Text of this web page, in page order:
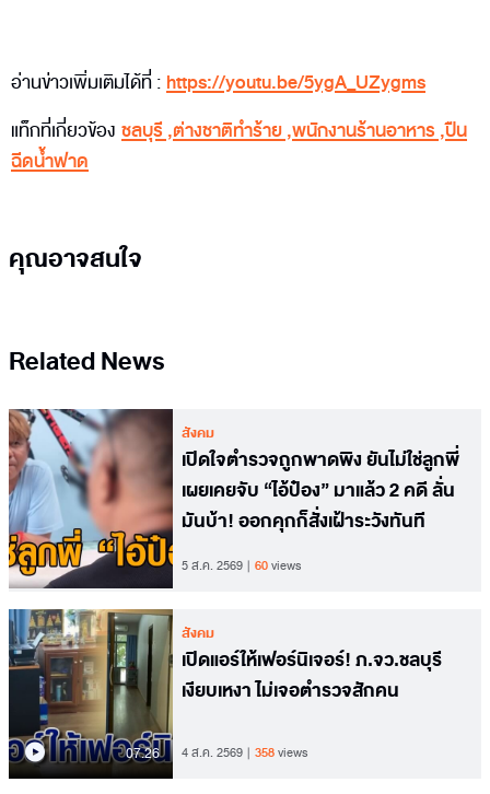
อ่านข่าวเพิ่มเติมได้ที่ : https://youtu.be/5ygA_UZygms
แท็กที่เกี่ยวข้อง ชลบุรี,ต่างชาติทำร้าย,พนักงานร้านอาหาร,ปืน
ฉีดน้ำฟาด
คุณอาจสนใจ
Related News
สังคม
เปิดใจตำรวจถูกพาดพิง ยันไม่ใช่ลูกพี่
เผยเคยจับ “ไอ้ป๋อง” มาแล้ว 2 คดี ลั่น
มันบ้า! ออกคุกก็สั่งเฝ้าระวังทันที
5 ส.ค. 2569 60views
07.26
สังคม
เปิดแอร์ให้เฟอร์นิเจอร์! ภ.จว.ชลบุรี
เงียบเหงา ไม่เจอตำรวจสักคน
4 ส.ค. 2569 358views